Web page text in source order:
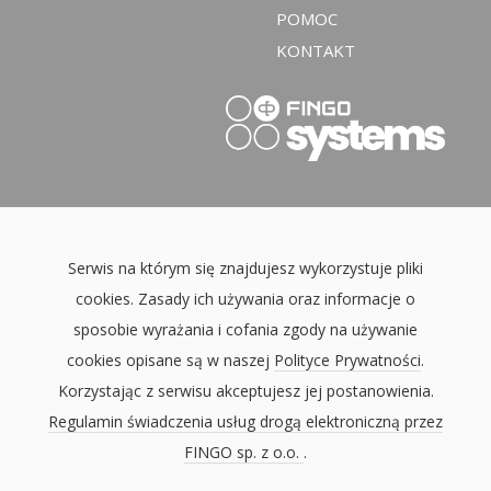
POMOC
KONTAKT
Serwis na którym się znajdujesz wykorzystuje pliki
cookies. Zasady ich używania oraz informacje o
sposobie wyrażania i cofania zgody na używanie
cookies opisane są w naszej Polityce Prywatności.
Korzystając z serwisu akceptujesz jej postanowienia.
Regulamin świadczenia usług drogą elektroniczną przez
FINGO sp. z o.o. .